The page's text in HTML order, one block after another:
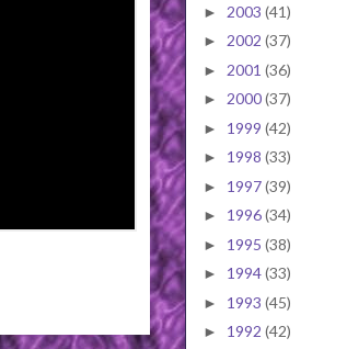
► 2003 (41)
► 2002 (37)
► 2001 (36)
► 2000(37)
► 1999 (42)
► 1998 (33)
► 1997(39)
► 1996(34)
► 1995 (38)
► 1994(33)
► 1993 (45)
► 1992 (42)